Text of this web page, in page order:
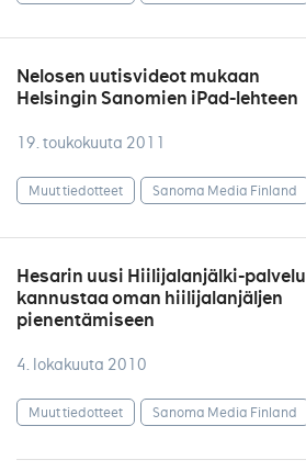
Nelosen uutisvideot mukaan
Helsingin Sanomien iPad-lehteen
19. toukokuuta 2011
Muut tiedotteet Sanoma Media Finland
Hesarin uusi Hiilijalanjälki-palvelu
kannustaa oman hiilijalanjäljen
pienentämiseen
4. lokakuuta 2010
Muut tiedotteet Sanoma Media Finland